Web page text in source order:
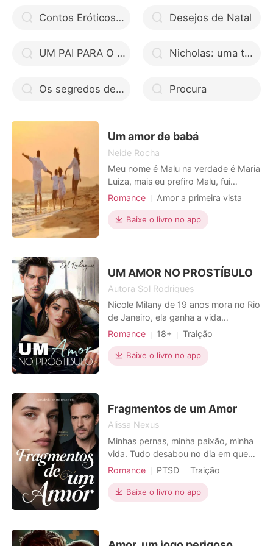
Contos Eróticos Hot: Histórias sujas e perversas, sem filtro nenhum de Contos Eroticos Hot Desejos de Natal
UM PAI PARA O MEU BEBÊ Nicholas: uma tentação de vizinho
Os segredos de Colin Bridgerton livros em áudio gratuito Procura
Um amor de babá
Neide Rocha
Meu nome é Malu na verdade é Maria
Luiza, mais eu prefiro Malu, fui
deixada em um orfanato de Freitas
calcanhar de Aquiles, quando fiz 17
anos eu fugi de lá, eu não levo
acha.... Então eu vivia metida e
Romance
Amor a primeira vista
Encantador
Baixe o livro no app
UM AMOR NO PROSTÍBULO
Autora Sol Rodrigues
Nicole Milany de 19 anos mora no Rio
de Janeiro, ela ganha a vida
trabalhando em um prostíbulo, e esse
sua vida caso seja descoberto. Todas
as noites, enquanto os pais dormem,
regra desse trabalho é n
Romance 18+
Traição
Relacionamento secreto
Paixão / Erótica
Baixe o livro no app
Fragmentos de um Amor
Alissa Nexus
Minhas pernas, minha paixão, minha
vida. Tudo desabou no dia em que
acordei paralisado em um leito de
Gabriel, meu noivo, que deveria ser
meu porto seguro, me sufocava com
de Rafael corroíam
Romance PTSD
Traição
Vingança
Homossexual
Dançarino / Cantor
Baixe o livro no app